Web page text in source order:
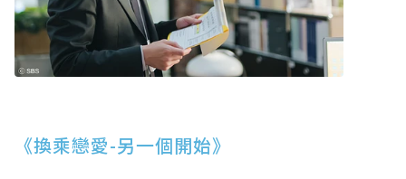
《換乘戀愛-另一個開始》